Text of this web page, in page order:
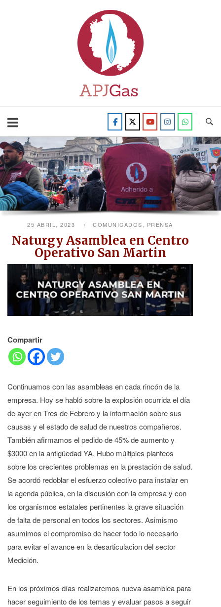
25 ABRIL, 2023 COMUNICADOS, PRENSA
Naturgy Asamblea en Centro
Operativo San Martin
Compartir
Continuamos con las asambleas en cada rincón de la
empresa. Hoy se habló sobre la explosión ocurrida el día
de ayer en Tres de Febrero y la información sobre sus
causas y el estado de salud de nuestros compañeros.
También afirmamos el pedido de 45% de aumento y
$3000 en la antigüedad YA. Hubo múltiples planteos
sobre los crecientes problemas en la prestación de salud.
Se acordó redoblar el esfuerzo colectivo para instalar en
la agenda pública, en la discusión con la empresa y con
los organismos estatales pertinentes la grave situación
de falta de personal en todos los sectores. Asimismo
asumimos el compromiso de hacer todo lo necesario
para evitar el avance en la desarticulacion del sector
Medición.
En los próximos días realizaremos nueva asamblea para
hacer seguimiento de los temas y evaluar pasos a seguir